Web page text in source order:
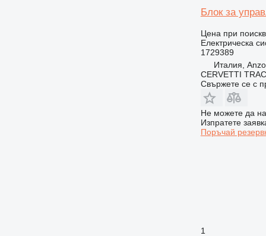
Блок за
Цена при
Електрическа
1729389
Италия,
CERVETTI
Свържете се с
Не можете да
Изпратете
Поръчай
1